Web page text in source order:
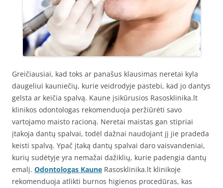
Greičiausiai, kad toks ar panašus klausimas neretai kyla
daugeliui kauniečių, kurie veidrodyje pastebi, kad jo dantys
gelsta ar keičia spalvą. Kaune įsikūrusios Rasosklinika.lt
klinikos odontologas rekomenduoja peržiūrėti savo
vartojamo maisto racioną. Neretai maistas gan stipriai
įtakoja dantų spalvai, todėl dažnai naudojant jį jie pradeda
keisti spalvą. Ypač įtaką dantų spalvai daro vaisvandeniai,
kurių sudėtyje yra nemažai dažiklių, kurie padengia dantų
emalį. Odontologas Kaune Rasosklinika.lt klinikoje
rekomenduoja atlikti burnos higienos procedūras, kas